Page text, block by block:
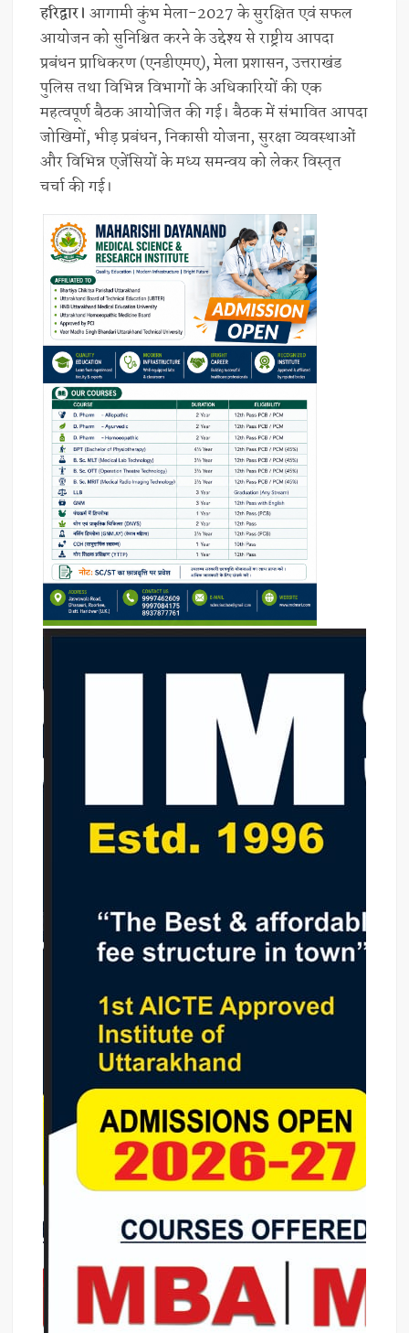
हरिद्वार। आगामी कुंभ मेला-2027 के सुरक्षित एवं सफल
आयोजन को सुनिश्चित करने के उद्देश्य से राष्ट्रीय आपदा
प्रबंधन प्राधिकरण (एनडीएमए), मेला प्रशासन, उत्तराखंड
पुलिस तथा विभिन्न विभागों के अधिकारियों की एक
महत्वपूर्ण बैठक आयोजित की गई। बैठक में संभावित आपदा
जोखिमों, भीड़ प्रबंधन, निकासी योजना, सुरक्षा व्यवस्थाओं
और विभिन्न एजेंसियों के मध्य समन्वय को लेकर विस्तृत
चर्चा की गई।